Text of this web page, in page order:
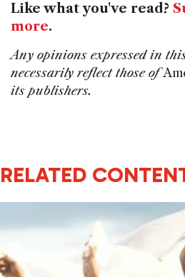
Like what you've read?
more.
Any opinions expressed in
necessarily reflect those of
its publishers.
RELATED